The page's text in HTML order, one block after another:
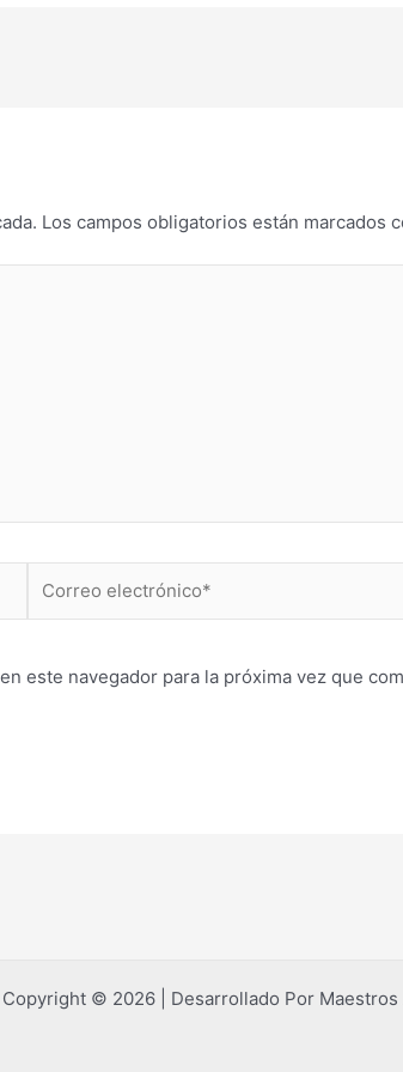
Los campos obligatorios están marcados
electrónico*
este navegador para la próxima vez que
Copyright © 2026 | Desarrollado Por Maestros